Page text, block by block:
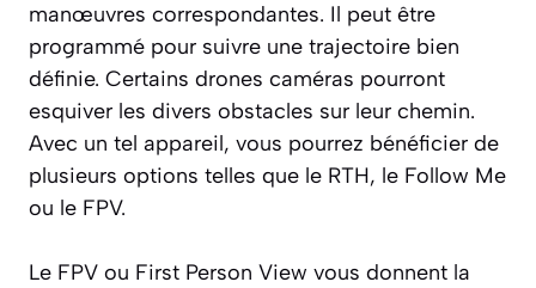
manœuvres correspondantes. Il peut être
programmé pour suivre une trajectoire bien
définie. Certains drones caméras pourront
esquiver les divers obstacles sur leur chemin.
Avec un tel appareil, vous pourrez bénéficier de
plusieurs options telles que le RTH, le Follow Me
ou le FPV.
Le FPV ou First Person View vous donnent la